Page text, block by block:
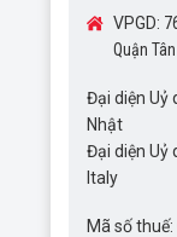
VPGD:
Quận
Đại diện Uỷ
Nhật
Đại diện Uỷ
Italy
Mã số